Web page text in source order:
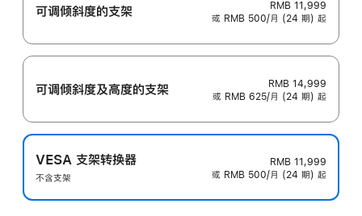
可调倾斜度的支架
RMB 11,999
或 RMB 500/月 (24 期) 起
可调倾斜度及高‍度的支‍架
RMB 14,999
或 RMB 625/月 (24 期) 起
VESA 支架转换器
不含支架
RMB 11,999
或 RMB 500/月 (24 期) 起